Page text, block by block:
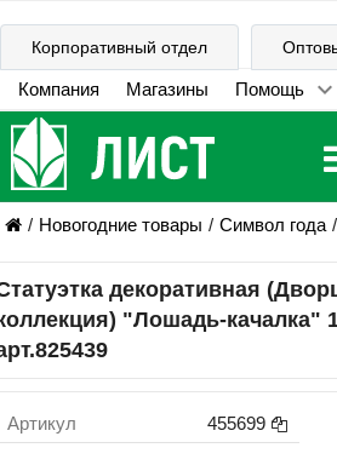
Корпоративный отдел
Компания Магазины Помощь
Новогодние товары Символ года
декоративная
"Лошадь-качалка"
Артикул 455699